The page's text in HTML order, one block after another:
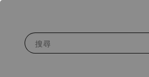
搜尋